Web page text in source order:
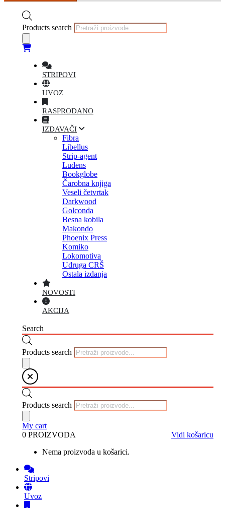
Products search
STRIPOVI
UVOZ
RASPRODANO
IZDAVAČI
Fibra
Libellus
Strip-agent
Ludens
Bookglobe
Čarobna knjiga
Veseli četvrtak
Darkwood
Golconda
Besna kobila
Makondo
Phoenix Press
Komiko
Lokomotiva
Udruga CRŠ
Ostala izdanja
NOVOSTI
AKCIJA
Search
Products search
Products search
My cart
0 PROIZVODA
Vidi košaricu
Nema proizvoda u košarici.
Stripovi
Uvoz